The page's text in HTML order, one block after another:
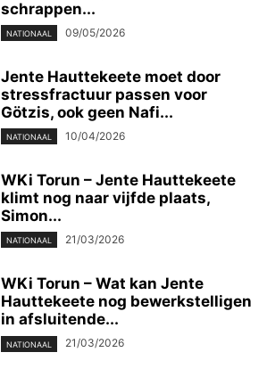
schrappen...
NATIONAAL 09/05/2026
Jente Hauttekeete moet door
stressfractuur passen voor
Götzis, ook geen Nafi...
NATIONAAL 10/04/2026
WKi Torun – Jente Hauttekeete
klimt nog naar vijfde plaats,
Simon...
NATIONAAL 21/03/2026
WKi Torun – Wat kan Jente
Hauttekeete nog bewerkstelligen
in afsluitende...
NATIONAAL 21/03/2026